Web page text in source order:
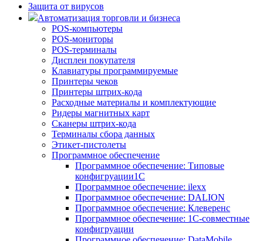
Защита от вирусов
Автоматизация торговли и бизнеса
POS-компьютеры
POS-мониторы
POS-терминалы
Дисплеи покупателя
Клавиатуры программируемые
Принтеры чеков
Принтеры штрих-кода
Расходные материалы и комплектующие
Ридеры магнитных карт
Сканеры штрих-кода
Терминалы сбора данных
Этикет-пистолеты
Программное обеспечение
Программное обеспечение: Типовые
конфигруации1С
Программное обеспечение: ilexx
Программное обеспечение: DALION
Программное обеспечение: Клеверенс
Программное обеспечение: 1С-совместные
конфигруации